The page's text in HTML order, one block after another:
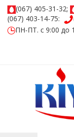
(067) 405-31-32;
(067) 403-14-75:
ПН-ПТ. с 9:00 до